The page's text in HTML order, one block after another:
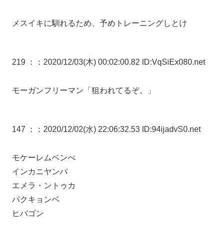
メスイキに馴れるため、予めトレーニングしとけ
219 ： ：2020/12/03(木) 00:02:00.82 ID:VqSiEx080.net
モーガンフリーマン「狙われてるぞ。」
147 ： ：2020/12/02(水) 22:06:32.53 ID:94ijadvS0.net
モケーレムベンべ
インカニヤンバ
エメラ・ントゥカ
パクキョンベ
ヒバゴン